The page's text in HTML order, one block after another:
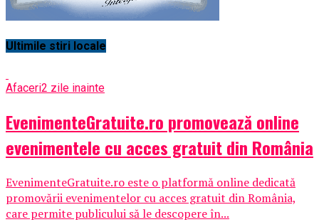
Ultimile stiri locale
Afaceri2 zile inainte
EvenimenteGratuite.ro promovează online
evenimentele cu acces gratuit din România
EvenimenteGratuite.ro este o platformă online dedicată
promovării evenimentelor cu acces gratuit din România,
care permite publicului să le descopere în...